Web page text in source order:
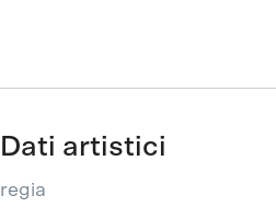
Dati artistici
regia